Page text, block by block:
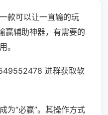
款可以让一直输的玩
赢辅助神器，有需要的
。
进群获取软
为“必赢”。其操作方式